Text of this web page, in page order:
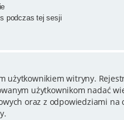
podczas tej sesji
użytkownikiem witryny.
użytkownikom nadać
oraz z odpowiedziami